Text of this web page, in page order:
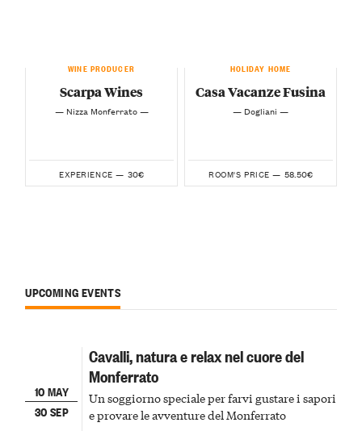
WINE PRODUCER
Scarpa Wines
— Nizza Monferrato —
EXPERIENCE — 30€
HOLIDAY HOME
Casa Vacanze Fusina
— Dogliani —
ROOM'S PRICE — 58.50€
UPCOMING EVENTS
10 MAY
30 SEP
Cavalli, natura e relax nel cuore del
Monferrato
Un soggiorno speciale per farvi gustare i sapori
e provare le avventure del Monferrato